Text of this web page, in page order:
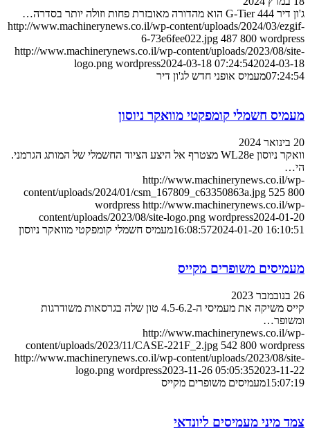
ג'ון דיר 444 G-Tier הוא מהדורה מאובזרת פחות וזולה יותר בסדרה…
http://www.machinerynews.co.il/wp-content/uploads/2024/03/ezgif-
6-73e6fee022.jpg 487 800 wordpress
http://www.machinerynews.co.il/wp-content/uploads/2023/08/site-
logo.png wordpress2024-03-18 07:24:542024-03-18
07:24:54מעמיס אופני חדש לג'ון דיר
מעמיס חשמלי קומפקטי מוואקר ניוסון
20 בינואר 2024
וואקר ניוסון WL28e מצטרף אל היצע הציוד החשמלי של המותג הגרמני.
הי…
http://www.machinerynews.co.il/wp-
content/uploads/2024/01/csm_167809_c63350863a.jpg 525 800
wordpress http://www.machinerynews.co.il/wp-
content/uploads/2023/08/site-logo.png wordpress2024-01-20
16:08:572024-01-20 16:10:51 מעמיס חשמלי קומפקטי מוואקר ניוסון
מעמיסים משופרים מקייס
26 בנובמבר 2023
קייס משיקה את מעמיסי ה-4.5-6.2 טון שלה בגרסאות משודרגות
ומשופר…
http://www.machinerynews.co.il/wp-
content/uploads/2023/11/CASE-221F_2.jpg 542 800 wordpress
http://www.machinerynews.co.il/wp-content/uploads/2023/08/site-
logo.png wordpress2023-11-26 05:05:352023-11-22
15:07:19מעמיסים משופרים מקייס
צמד מיני מעמיסים ליונדאי